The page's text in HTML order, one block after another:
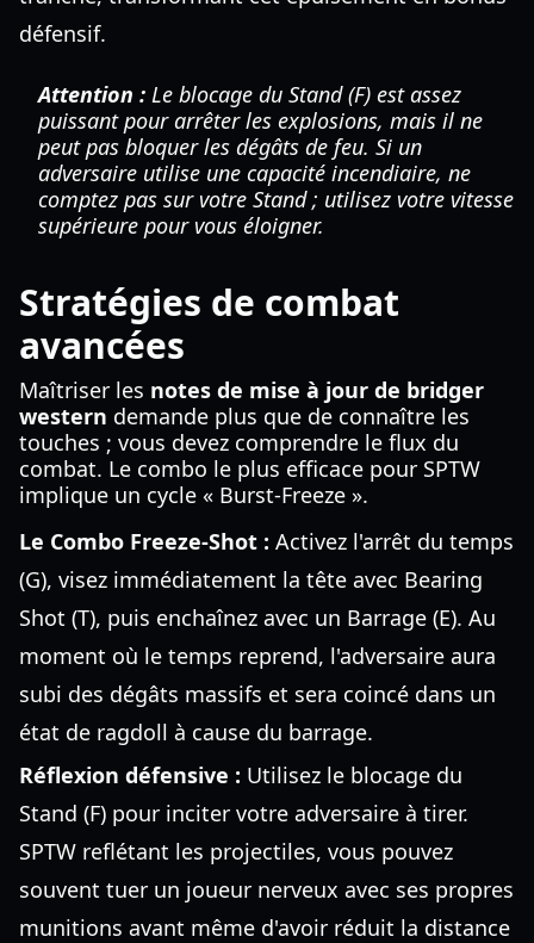
défensif.
Attention : Le blocage du Stand (F) est assez
puissant pour arrêter les explosions, mais il ne
peut pas bloquer les dégâts de feu. Si un
adversaire utilise une capacité incendiaire, ne
comptez pas sur votre Stand ; utilisez votre vitesse
supérieure pour vous éloigner.
Stratégies de combat
avancées
Maîtriser les notes de mise à jour de bridger
western demande plus que de connaître les
touches ; vous devez comprendre le flux du
combat. Le combo le plus efficace pour SPTW
implique un cycle « Burst-Freeze ».
Le Combo Freeze-Shot : Activez l'arrêt du temps
(G), visez immédiatement la tête avec Bearing
Shot (T), puis enchaînez avec un Barrage (E). Au
moment où le temps reprend, l'adversaire aura
subi des dégâts massifs et sera coincé dans un
état de ragdoll à cause du barrage.
Réflexion défensive : Utilisez le blocage du
Stand (F) pour inciter votre adversaire à tirer.
SPTW reflétant les projectiles, vous pouvez
souvent tuer un joueur nerveux avec ses propres
munitions avant même d'avoir réduit la distance